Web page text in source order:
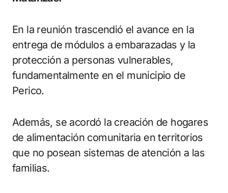
En la reunión trascendió el avance en la
entrega de módulos a embarazadas y la
protección a personas vulnerables,
fundamentalmente en el municipio de
Perico.
Además, se acordó la creación de hogares
de alimentación comunitaria en territorios
que no posean sistemas de atención a las
familias.